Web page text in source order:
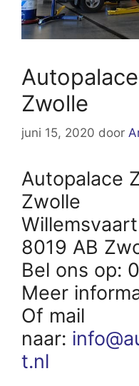
Zwolle
juni 15, 2020 door
Autopalace
Zwolle
8019 AB
Bel ons op:
Meer
Of mail
naar:
t.nl